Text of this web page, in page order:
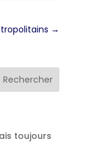
→
toujours